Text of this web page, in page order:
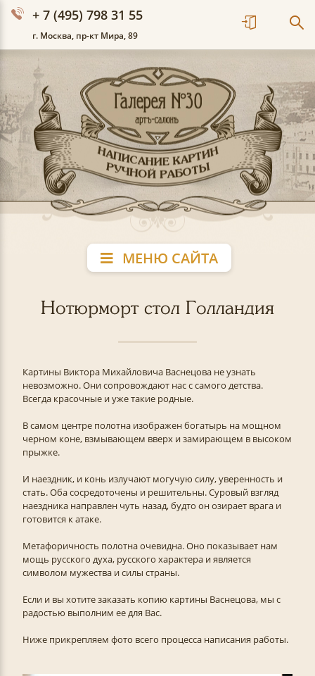
+ 7 (495) 798 31 55
г. Москва, пр-кт Мира, 89
МЕНЮ САЙТА
Нотюрморт стол Голландия
Картины Виктора Михайловича Васнецова не узнать
невозможно. Они сопровождают нас с самого детства.
Всегда красочные и уже такие родные.
В самом центре полотна изображен богатырь на мощном
черном коне, взмывающем вверх и замирающем в высоком
прыжке.
И наездник, и конь излучают могучую силу, уверенность и
стать. Оба сосредоточены и решительны. Суровый взгляд
наездника направлен чуть назад, будто он озирает врага и
готовится к атаке.
Метафоричность полотна очевидна. Оно показывает нам
мощь русского духа, русского характера и является
символом мужества и силы страны.
Если и вы хотите заказать копию картины Васнецова, мы с
радостью выполним ее для Вас.
Ниже прикрепляем фото всего процесса написания работы.